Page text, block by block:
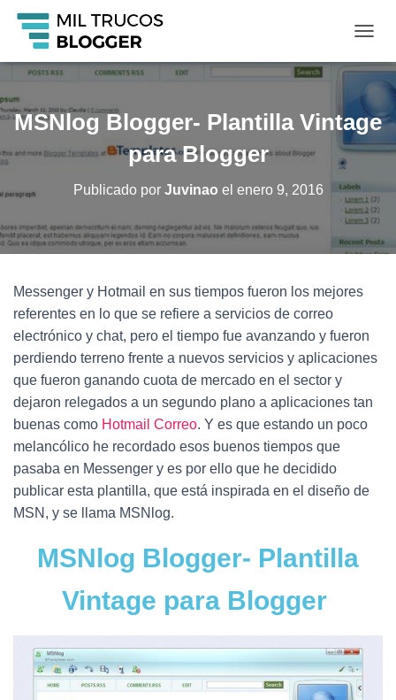
A
B
A
R
D
O
E
G
C
Ó
MSNlog Blogger- Plantilla Vintage
para Blogger
Publicado por Juvinao el enero 9, 2016
Messenger y Hotmail en sus tiempos fueron los mejores
referentes en lo que se refiere a servicios de correo
electrónico y chat, pero el tiempo fue avanzando y fueron
perdiendo terreno frente a nuevos servicios y aplicaciones
que fueron ganando cuota de mercado en el sector y
dejaron relegados a un segundo plano a aplicaciones tan
buenas como Hotmail Correo. Y es que estando un poco
melancólico he recordado esos buenos tiempos que
pasaba en Messenger y es por ello que he decidido
publicar esta plantilla, que está inspirada en el diseño de
MSN, y se llama MSNlog.
MSNlog Blogger- Plantilla
Vintage para Blogger